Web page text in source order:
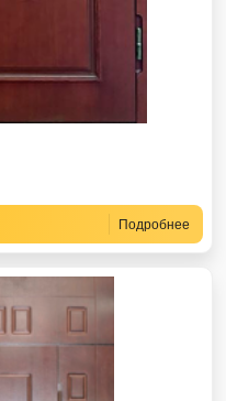
Подробнее